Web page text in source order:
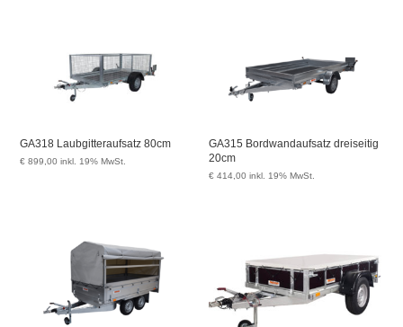
GA318 Laubgitteraufsatz 80cm
€ 899,00 inkl. 19% MwSt.
GA315 Bordwandaufsatz dreiseitig
20cm
€ 414,00 inkl. 19% MwSt.